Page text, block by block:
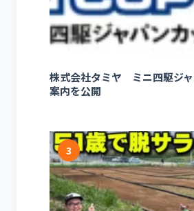
株式会社タミヤ ミニ四駆ジ
案内を公開
3